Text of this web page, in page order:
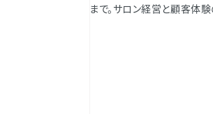
まで。サロン経営と顧客体